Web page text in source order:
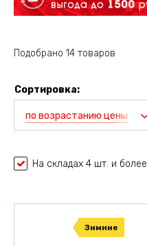
Подобрано 14 товаров
Сортировка:
по возрастанию цены
На складах 4 шт. и более
Зимние